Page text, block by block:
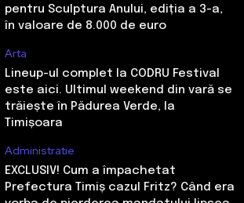
pentru Sculptura Anului, ediția a 3-a,
în valoare de 8.000 de euro
Arta
Lineup-ul complet la CODRU Festival
este aici. Ultimul weekend din vară se
trăiește în Pădurea Verde, la
Timișoara
Administratie
EXCLUSIV! Cum a împachetat
Prefectura Timiș cazul Fritz? Când era